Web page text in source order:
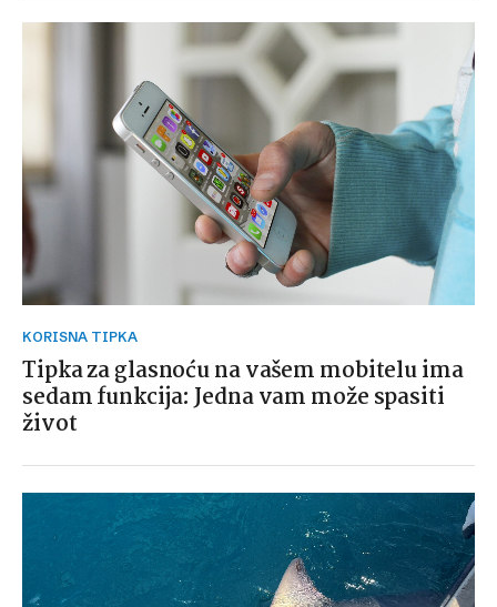
KORISNA TIPKA
Tipka za glasnoću na vašem mobitelu ima
sedam funkcija: Jedna vam može spasiti
život